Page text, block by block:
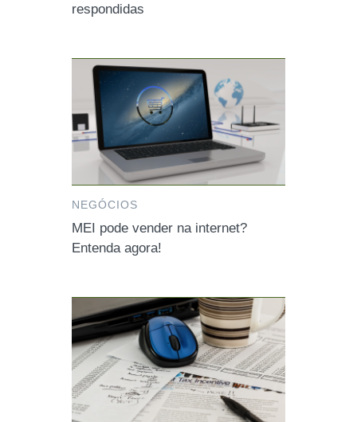
respondidas
NEGÓCIOS
MEI pode vender na internet?
Entenda agora!